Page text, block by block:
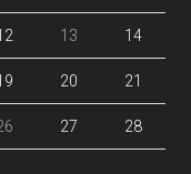
13 14
20 21
27 28